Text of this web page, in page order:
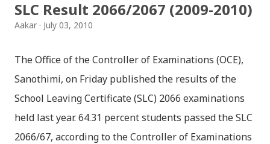
SLC Result 2066/2067 (2009-2010)
Aakar July 03, 2010
The Office of the Controller of Examinations (OCE),
Sanothimi, on Friday published the results of the
School Leaving Certificate (SLC) 2066 examinations
held last year. 64.31 percent students passed the SLC
2066/67, according to the Controller of Examinations